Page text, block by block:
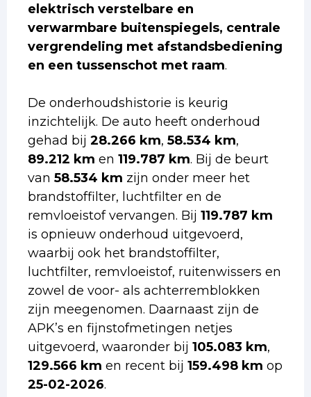
elektrisch verstelbare en
verwarmbare buitenspiegels, centrale
vergrendeling met afstandsbediening
en een tussenschot met raam.
De onderhoudshistorie is keurig
inzichtelijk. De auto heeft onderhoud
gehad bij 28.266 km, 58.534 km,
89.212 km en 119.787 km. Bij de beurt
van 58.534 km zijn onder meer het
brandstoffilter, luchtfilter en de
remvloeistof vervangen. Bij 119.787 km
is opnieuw onderhoud uitgevoerd,
waarbij ook het brandstoffilter,
luchtfilter, remvloeistof, ruitenwissers en
zowel de voor- als achterremblokken
zijn meegenomen. Daarnaast zijn de
APK’s en fijnstofmetingen netjes
uitgevoerd, waaronder bij 105.083 km,
129.566 km en recent bij 159.498 km op
25-02-2026.